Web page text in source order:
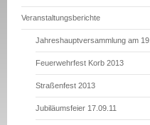
Veranstaltungsberichte
Jahreshauptversammlung am
Feuerwehrfest Korb 2013
Straßenfest 2013
Jubiläumsfeier 17.09.11